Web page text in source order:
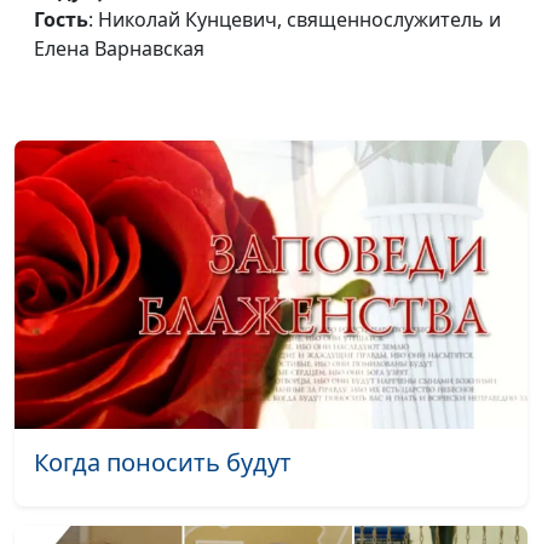
Елена Варнавская
священнослужитель и
Елена Варнавская
Для чего нужна
Церковь
Юлия Уткина, Николай
Кунцевич,
священнослужитель и
Елена Варнавская
Что библейские
притчи значат для
нашего спасения
Юлия Уткина, Николай
Кунцевич,
священнослужитель и
придти к покаянию
Кунцевич,
Гость: Николай Кунцевич, священнослужитель и
Елена Варнавская
Когда поносить будут